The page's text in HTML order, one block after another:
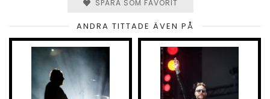
SPARA SOM FAVORIT
ANDRA TITTADE ÄVEN PÅ